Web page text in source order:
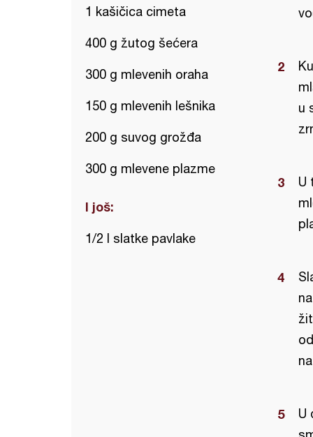
1 kašičica cimeta
400 g žutog šećera
300 g mlevenih oraha
150 g mlevenih lešnika
200 g suvog grožđa
300 g mlevene plazme
I još:
1/2 l slatke pavlake
u
U
U